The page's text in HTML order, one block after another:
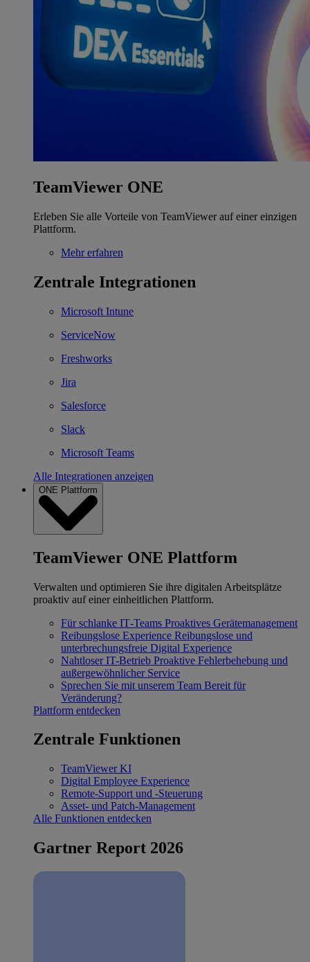
TeamViewer ONE
Erleben Sie alle Vorteile von TeamViewer auf einer einzigen
Plattform.
Mehr erfahren
Zentrale Integrationen
Microsoft Intune
ServiceNow
Freshworks
Jira
Salesforce
Slack
Microsoft Teams
Alle Integrationen anzeigen
ONE Plattform
TeamViewer ONE Plattform
Verwalten und optimieren Sie ihre digitalen Arbeitsplätze
proaktiv auf einer einheitlichen Plattform.
Für schlanke IT‐Teams Proaktives Gerätemanagement
Reibungslose Experience Reibungslose und
unterbrechungsfreie Digital Experience
Nahtloser IT-Betrieb Proaktive Fehlerbehebung und
außergewöhnlicher Service
Sprechen Sie mit unserem Team Bereit für
Veränderung?
Plattform entdecken
Zentrale Funktionen
TeamViewer KI
Digital Employee Experience
Remote-Support und -Steuerung
Asset- und Patch-Management
Alle Funktionen entdecken
Gartner Report 2026